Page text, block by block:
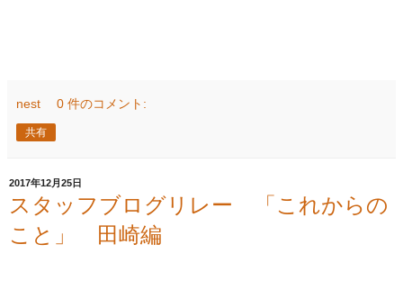
nest 0 件のコメント:
共有
2017年12月25日
スタッフブログリレー 「これからの
こと」 田崎編